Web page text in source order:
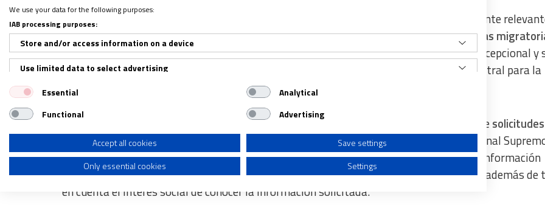
La resolución supone un importante avance para la transparencia y resulta especialmente
un momento en el que la Unión Europea avanza hacia unendurecimiento de sus políticas
las que la privación de libertad de personas migrantes deja de ser un último recurso, excepcional y
a la proporcionalidad de este tipo de medidas, para convertirse en una herramienta central para la
gestión migratoria.
Hasta ahora, el Ministerio del Interior venía rechazando de forma reiterada este tipo desolicitudes
invocando de manera genérica obstáculos relativos a las relaciones exteriores
. El Tribunal
establece ahora que esa motivación resulta insuficiente. Para restringir el acceso a la información
pública será necesario acreditar un perjuicio concreto y real, no meramente hipotético, además de
en cuenta el interés social de conocer la información solicitada.
We use your data for the following purposes:
IAB processing purposes:
Store and/or access information on a device
Use limited data to select advertising
Create profiles for personalised advertising
Use profiles to select personalised advertising
Create profiles to personalise content
Use profiles to select personalised content
Measure advertising performance
Essential
Analytical
Functional
Advertising
Accept all cookies
Save settings
Only essential cookies
Settings